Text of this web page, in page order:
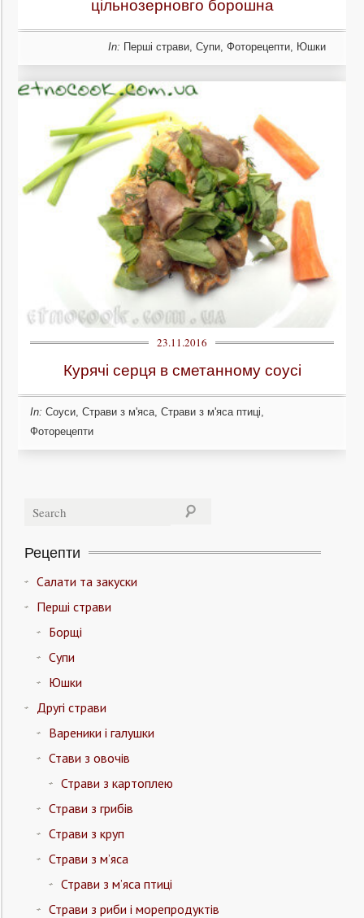
цільнозерновго борошна
In: Перші страви, Супи, Фоторецепти, Юшки
23.11.2016
Курячі серця в сметанному соусі
In: Соуси ,Страви з м'яса ,Страви з м'яса птиці
Фоторецепти
Рецепти
Салати та закуски
Перші страви
Борщі
Супи
Юшки
Другі страви
Вареники і галушки
Стави з овочів
Страви з картоплею
Страви з грибів
Страви з круп
Страви з м’яса
Страви з м’яса птиці
Страви з риби і морепродуктів